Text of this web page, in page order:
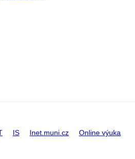
IS Inet.muni.cz Online výuka